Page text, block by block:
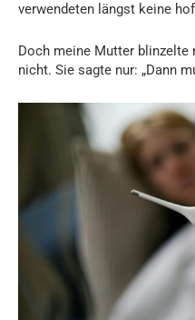
verwendeten längst keine
Doch meine Mutter
nicht. Sie sagte nur: „Dann